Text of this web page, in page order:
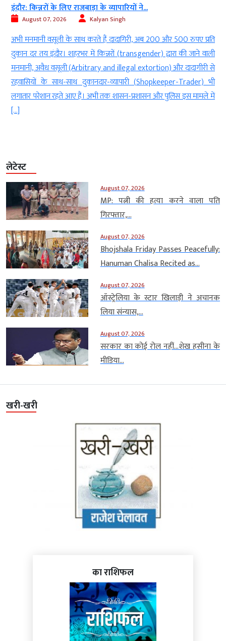
इंदौर: किन्नरों के लिए राजबाड़ा के व्यापारियों ने...
August 07, 2026 Kalyan Singh
अभी मनमानी वसूली के साथ करते हैं दादागिरी, अब 200 और 500 रुपए प्रति
दुकान दर तय इंदौर। शहरभर में किन्नरों (transgender) द्वारा की जाने वाली
मनमानी, अवैध वसूली (Arbitrary and illegal extortion) और दादागीरी से
रहवासियों के साथ-साथ दुकानदार-व्यापारी (Shopkeeper-Trader) भी
लगातार परेशान रहते आए हैं। अभी तक शासन-प्रशासन और पुलिस इस मामले में
[…]
लेटेस्ट
August 07, 2026
MP: पत्नी की हत्या करने वाला पति
गिरफ्तार,...
August 07, 2026
Bhojshala Friday Passes Peacefully:
Hanuman Chalisa Recited as...
August 07, 2026
ऑस्ट्रेलिया के स्टार खिलाड़ी ने अचानक
लिया संन्यास,...
August 07, 2026
सरकार का कोई रोल नहीं…शेख हसीना के
मीडिया...
खरी-खरी
का राशिफल